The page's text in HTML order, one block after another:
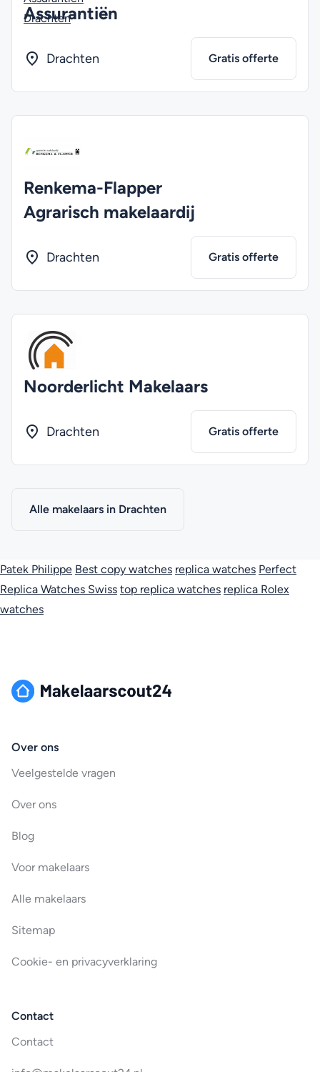
Assurantiën
Drachten Gratis offerte
Renkema-Flapper
Agrarisch makelaardij
Drachten Gratis offerte
Noorderlicht Makelaars
Drachten Gratis offerte
Alle makelaars in Drachten
Patek Philippe Best copy watches replica watches Perfect
Replica Watches Swiss top replica watches replica Rolex
watches
Over ons
Veelgestelde vragen
Over ons
Blog
Voor makelaars
Alle makelaars
Sitemap
Cookie- en privacyverklaring
Contact
Contact